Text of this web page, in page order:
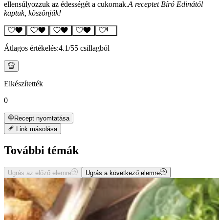
ellensúlyozzuk az édességét a cukornak.A receptet Bíró Edinától
kaptuk, köszönjük!
Átlagos értékelés:4.1/55 csillagból
Elkészítették
0
Recept nyomtatása
Link másolása
További témák
Ugrás az előző elemre Ugrás a következő elemre